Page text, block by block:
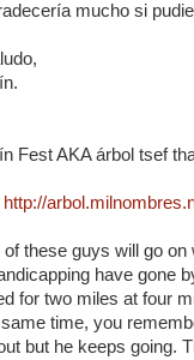
mucho si
Fest AKA árbol tsef
http://
of these guys will go
have gone
for two miles at four
time, you
but he keeps going.